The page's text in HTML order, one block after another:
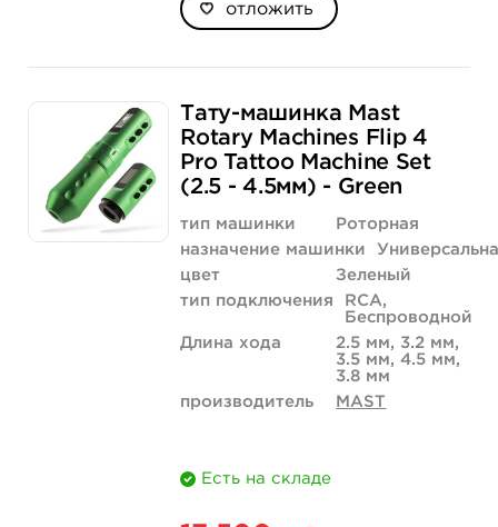
отложить
Тату-машинка Mast
Rotary Machines Flip 4
Pro Tattoo Machine Set
(2.5 - 4.5мм) - Green
тип машинки
Роторная
назначение машинки
цвет
Зеленый
тип подключения
RCA,
Беспроводной
Длина хода
2.5 мм, 3.2 мм,
3.5 мм, 4.5 мм,
3.8 мм
производитель
MAST
Есть на складе